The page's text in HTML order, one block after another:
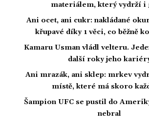
materiálem, který vydrží i
Ani ocet, ani cukr: nakládané
křupavé díky 1 věci, co běžně
Kamaru Usman vládl velteru.
další roky jeho
Ani mrazák, ani sklep: mrkev
místě, které má skoro
Šampion UFC se pustil do
nebral